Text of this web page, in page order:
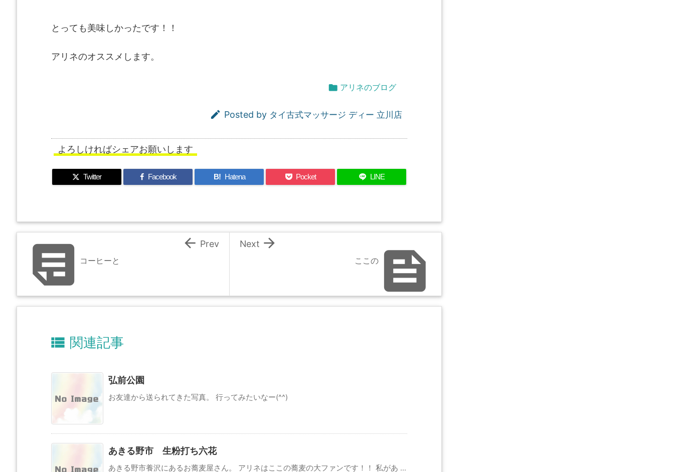
とっても美味しかったです！！
アリネのオススメします。
 アリネのブログ
 Posted by タイ古式マッサージ ディー 立川店
よろしければシェアお願いします
Twitter Facebook B! Hatena Pocket LINE

ここの

Next
コーヒーと
 Prev
 関連記事
弘前公園
お友達から送られてきた写真。 行ってみたいなー(^^)
あきる野市 生粉打ち六花
あきる野市養沢にあるお蕎麦屋さん。 アリネはここの蕎麦の大ファンです！！ 私があ ...